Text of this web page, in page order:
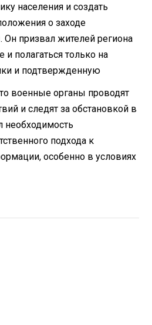
населения и создать
о заходе
Он призвал жителей региона
и полагаться только на
и подтвержденную
военные органы проводят
и следят за обстановкой в
необходимость
подхода к
особенно в условиях